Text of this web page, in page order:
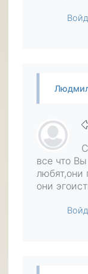
все что
любят,они
они